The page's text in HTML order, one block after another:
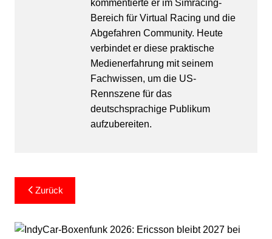
kommentierte er im Simracing-
Bereich für Virtual Racing und die
Abgefahren Community. Heute
verbindet er diese praktische
Medienerfahrung mit seinem
Fachwissen, um die US-
Rennszene für das
deutschsprachige Publikum
aufzubereiten.
Beitragsnavigation
Zurück